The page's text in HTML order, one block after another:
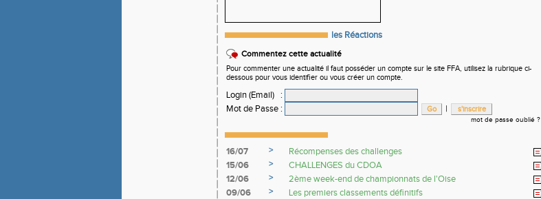
les Réactions
Commentez cette actualité
Pour commenter une actualité il faut posséder un compte sur le site FFA, utilisez la rubrique ci-
dessous pour vous identifier ou vous créer un compte.
Login (Email)
:
Mot de Passe : |
mot de passe oublié ?
16/07 >
Récompenses des challenges
15/06
>
CHALLENGES du CDOA
12/06
>
2ème week-end de championnats de l'Oise
09/06
>
Les premiers classements définitifs